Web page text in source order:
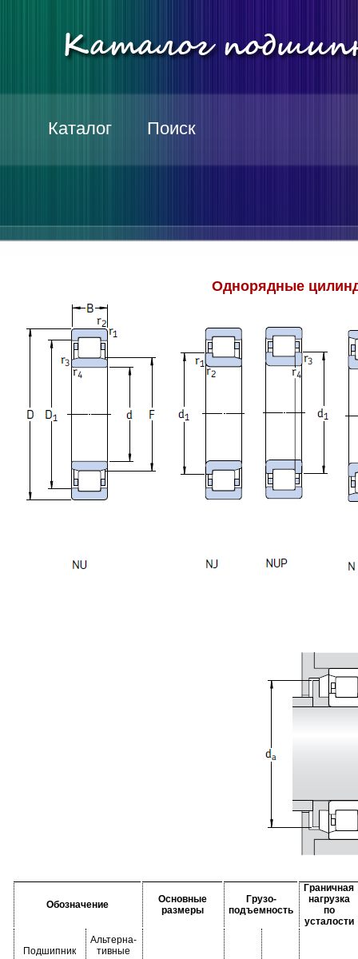
Каталог Поиск
Однорядные
Обозначение
Основные
размеры
Грузо-
подъемность
Граничная
нагрузка
по
усталости
Подшипник
Альтерна-
тивные